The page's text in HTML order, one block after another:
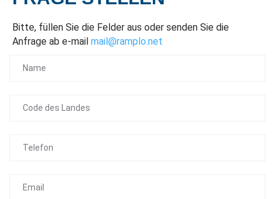
Bitte, füllen Sie die Felder aus oder senden Sie die
Anfrage ab e-mail mail@ramplo.net